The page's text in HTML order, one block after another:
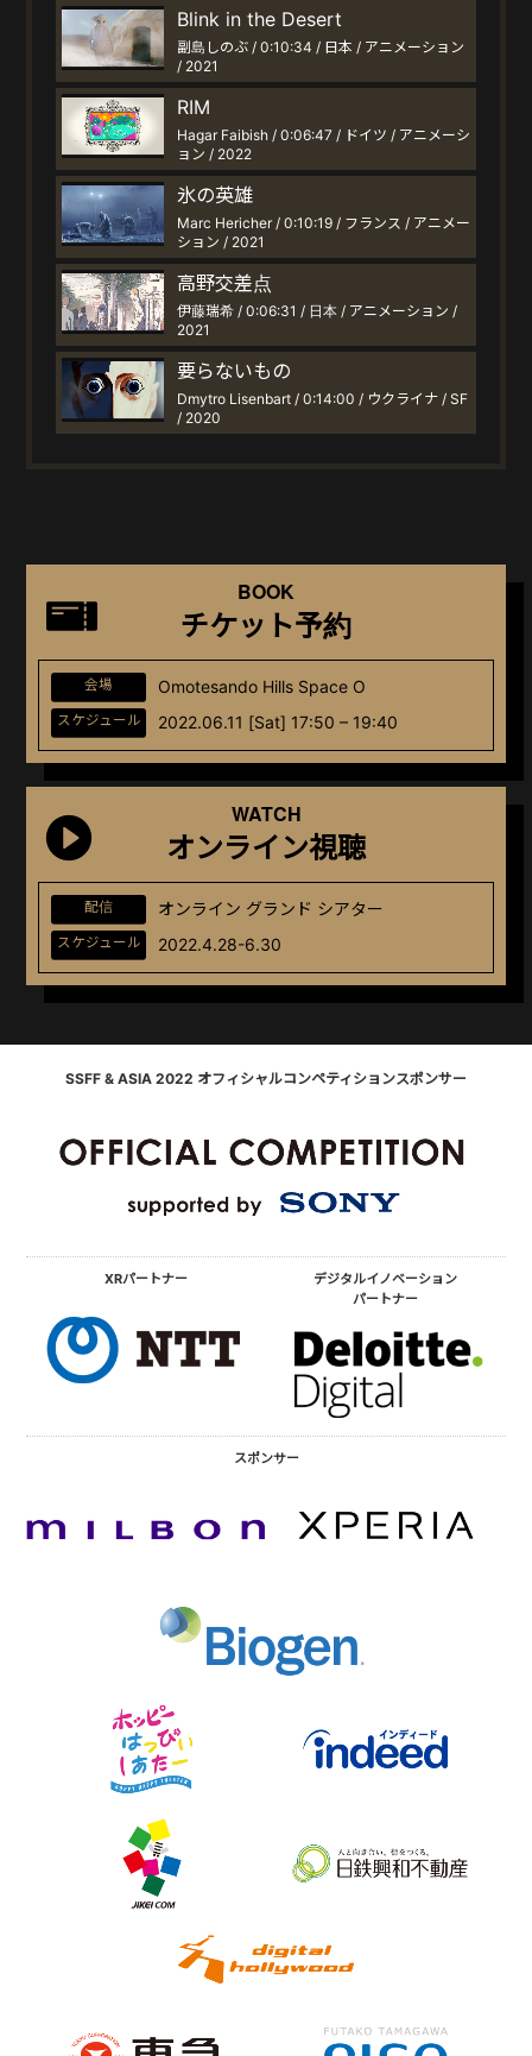
Blink in the Desert
副島しのぶ / 0:10:34 / 日本 / アニメーション
/ 2021
RIM
Hagar Faibish / 0:06:47 / ドイツ / アニメーシ
ョン / 2022
氷の英雄
Marc Hericher / 0:10:19 / フランス / アニメー
ション / 2021
高野交差点
伊藤瑞希 / 0:06:31 / 日本 / アニメーション /
2021
要らないもの
Dmytro Lisenbart / 0:14:00 / ウクライナ / SF
/ 2020
BOOK
チケット予約
会場 Omotesando Hills Space O
スケジュール 2022.06.11 [Sat] 17:50 – 19:40
WATCH
オンライン視聴
配信 オンライン グランド シアター
スケジュール 2022.4.28-6.30
SSFF & ASIA 2022 オフィシャルコンペティションスポンサー
XRパートナー
デジタルイノベーション
パートナー
スポンサー